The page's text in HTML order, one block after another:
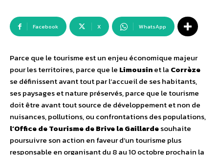
Facebook X WhatsApp
Parce que le tourisme est un enjeu économique majeur
pour les territoires, parce que le Limousinet la Corrèze
se définissent avant tout par l’accueil de ses habitants,
ses paysages et nature préservés, parce que le tourisme
doit être avant tout source de développement et non de
nuisances, pollutions, ou confrontations des populations,
l’Office de Tourisme de Brive la Gaillardesouhaite
poursuivre son action en faveur d’un tourisme plus
responsable en organisant du 8 au 10 octobre prochain la